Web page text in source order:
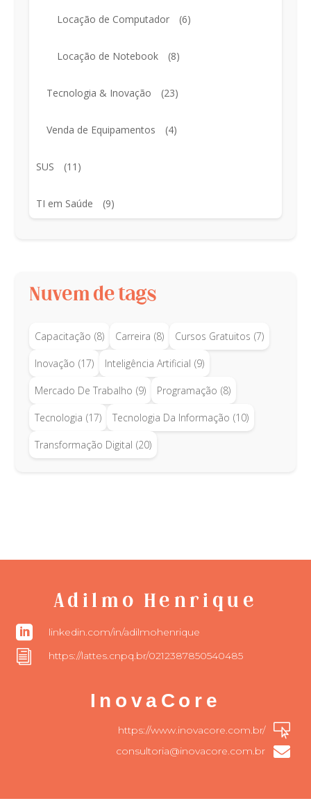
Locação de Computador (6)
Locação de Notebook (8)
Tecnologia & Inovação (23)
Venda de Equipamentos (4)
SUS (11)
TI em Saúde (9)
Nuvem de tags
Capacitação (8) Carreira (8) Cursos Gratuitos (7)
Inovação (17) Inteligência Artificial (9)
Mercado De Trabalho (9) Programação (8)
Tecnologia (17) Tecnologia Da Informação (10)
Transformação Digital (20)
Adilmo Henrique
 linkedin.com/in/adilmohenrique
i https://lattes.cnpq.br/0212387850540485
InovaCore

https://www.inovacore.com.br/

consultoria@inovacore.com.br